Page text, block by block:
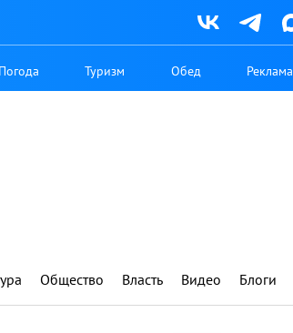
Погода Туризм Обед Реклама
Общество Власть Видео Блоги